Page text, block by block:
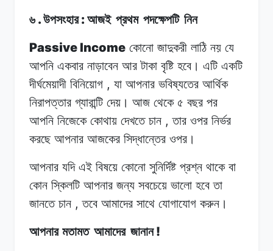
৬.উপসংহার: আজই প্রথম পদক্ষেপটি নিন
Passive Income কোনো জাদুকরী লাঠি নয় যে
আপনি একবার নাড়াবেন আর টাকা বৃষ্টি হবে। এটি একটি
দীর্ঘমেয়াদী বিনিয়োগ , যা আপনার ভবিষ্যতের আর্থিক
নিরাপত্তার গ্যারান্টি দেয়। আজ থেকে ৫ বছর পর
আপনি নিজেকে কোথায় দেখতে চান ,তার ওপর নির্ভর
করছে আপনার আজকের সিদ্ধান্তের ওপর।
আপনার যদি এই বিষয়ে কোনো সুনির্দিষ্ট প্রশ্ন থাকে বা
কোন স্কিলটি আপনার জন্য সবচেয়ে ভালো হবে তা
জানতে চান ,তবে আমাদের সাথে যোগাযোগ করুন।
আপনার মতামত আমাদের জানান!